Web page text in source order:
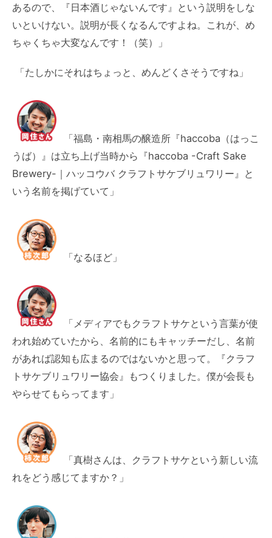
あるので、『日本酒じゃないんです』という説明をしな
いといけない。説明が長くなるんですよね。これが、め
ちゃくちゃ大変なんです！（笑）」
「たしかにそれはちょっと、めんどくさそうですね」
「福島・南相馬の醸造所『haccoba（はっこ
うば）』は立ち上げ当時から『haccoba -Craft Sake
Brewery-｜ハッコウバ クラフトサケブリュワリー』と
いう名前を掲げていて」
「なるほど」
「メディアでもクラフトサケという言葉が使
われ始めていたから、名前的にもキャッチーだし、名前
があれば認知も広まるのではないかと思って。『クラフ
トサケブリュワリー協会』もつくりました。僕が会長も
やらせてもらってます」
「真樹さんは、クラフトサケという新しい流
れをどう感じてますか？」